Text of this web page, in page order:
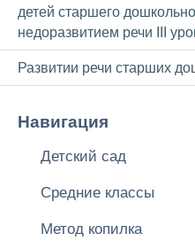
детей старшего
недоразвитием речи III
Развитии речи старших
Навигация
Детский сад
Средние классы
Метод копилка